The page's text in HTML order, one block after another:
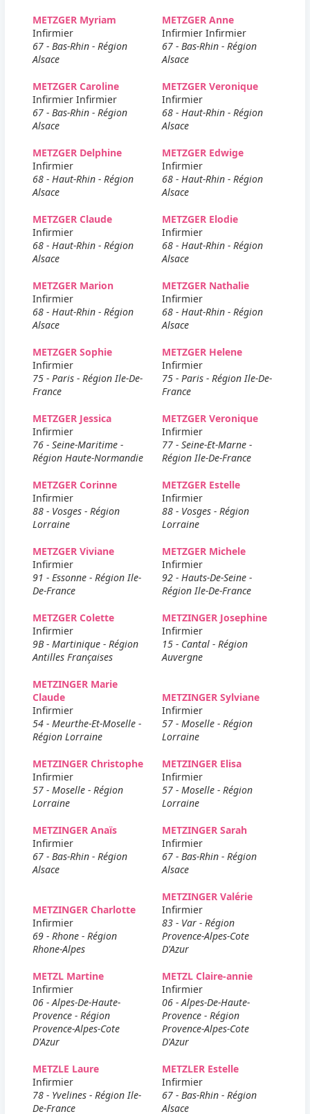
METZGER Myriam
Infirmier
67 - Bas-Rhin - Région
Alsace
METZGER Anne
Infirmier Infirmier
67 - Bas-Rhin - Région
Alsace
METZGER Caroline
Infirmier Infirmier
67 - Bas-Rhin - Région
Alsace
METZGER Veronique
Infirmier
68 - Haut-Rhin - Région
Alsace
METZGER Delphine
Infirmier
68 - Haut-Rhin - Région
Alsace
METZGER Edwige
Infirmier
68 - Haut-Rhin - Région
Alsace
METZGER Claude
Infirmier
68 - Haut-Rhin - Région
Alsace
METZGER Elodie
Infirmier
68 - Haut-Rhin - Région
Alsace
METZGER Marion
Infirmier
68 - Haut-Rhin - Région
Alsace
METZGER Nathalie
Infirmier
68 - Haut-Rhin - Région
Alsace
METZGER Sophie
Infirmier
75 - Paris - Région Ile-De-
France
METZGER Helene
Infirmier
75 - Paris - Région Ile-De-
France
METZGER Jessica
Infirmier
76 - Seine-Maritime -
Région Haute-Normandie
METZGER Veronique
Infirmier
77 - Seine-Et-Marne -
Région Ile-De-France
METZGER Corinne
Infirmier
88 - Vosges - Région
Lorraine
METZGER Estelle
Infirmier
88 - Vosges - Région
Lorraine
METZGER Viviane
Infirmier
91 - Essonne - Région Ile-
De-France
METZGER Michele
Infirmier
92 - Hauts-De-Seine -
Région Ile-De-France
METZGER Colette
Infirmier
9B - Martinique - Région
Antilles Françaises
METZINGER Josephine
Infirmier
15 - Cantal - Région
Auvergne
METZINGER Marie
Claude
Infirmier
54 - Meurthe-Et-Moselle -
Région Lorraine
METZINGER Sylviane
Infirmier
57 - Moselle - Région
Lorraine
METZINGER Christophe
Infirmier
57 - Moselle - Région
Lorraine
METZINGER Elisa
Infirmier
57 - Moselle - Région
Lorraine
METZINGER Anaïs
Infirmier
67 - Bas-Rhin - Région
Alsace
METZINGER Sarah
Infirmier
67 - Bas-Rhin - Région
Alsace
METZINGER Charlotte
Infirmier
69 - Rhone - Région
Rhone-Alpes
METZINGER Valérie
Infirmier
83 - Var - Région
Provence-Alpes-Cote
D'Azur
METZL Martine
Infirmier
06 - Alpes-De-Haute-
Provence - Région
Provence-Alpes-Cote
D'Azur
METZL Claire-annie
Infirmier
06 - Alpes-De-Haute-
Provence - Région
Provence-Alpes-Cote
D'Azur
METZLE Laure
Infirmier
78 - Yvelines - Région Ile-
De-France
METZLER Estelle
Infirmier
67 - Bas-Rhin - Région
Alsace